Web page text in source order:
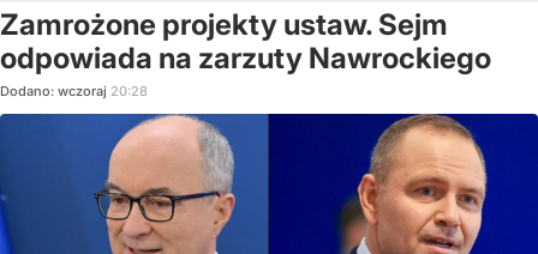
Zamrożone projekty ustaw. Sejm
odpowiada na zarzuty Nawrockiego
Dodano: wczoraj 20:28